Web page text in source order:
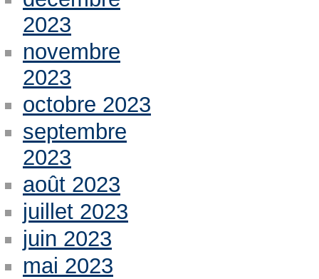
2023
novembre
2023
octobre 2023
septembre
2023
août 2023
juillet 2023
juin 2023
mai 2023